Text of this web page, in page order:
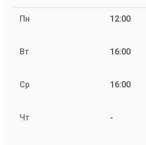
Пн 12:00
Вт 16:00
Ср 16:00
Чт -